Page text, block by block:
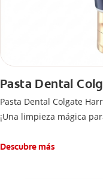
Pasta Dental
Pasta Dental Colgate
¡Una limpieza mágica
Descubre más